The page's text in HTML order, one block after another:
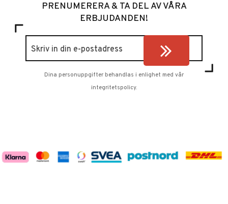
PRENUMERERA & TA DEL AV VÅRA
ERBJUDANDEN!
Dina personuppgifter behandlas i enlighet med vår
integritetspolicy.